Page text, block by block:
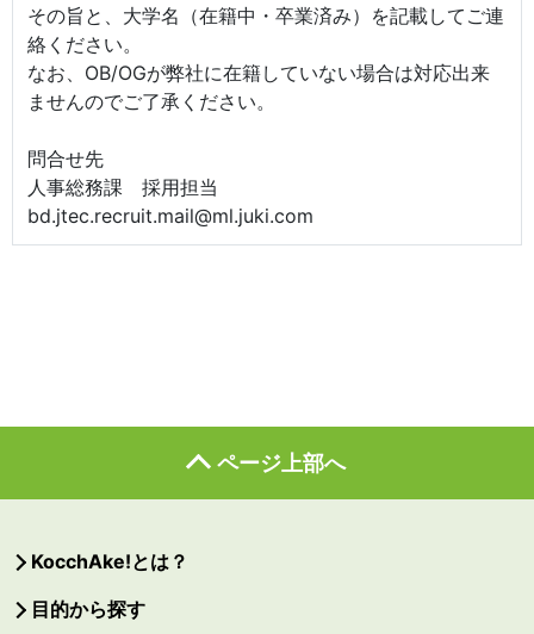
その旨と、大学名（在籍中・卒業済み）を記載してご連
絡ください。
なお、OB/OGが弊社に在籍していない場合は対応出来
ませんのでご了承ください。
問合せ先
人事総務課 採用担当
bd.jtec.recruit.mail@ml.juki.com
ページ上部へ
KocchAke!とは？
目的から探す